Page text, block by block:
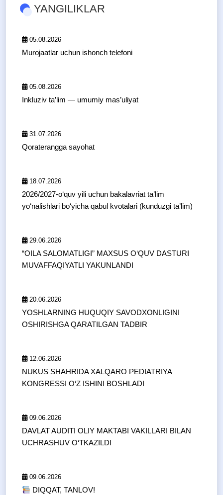
YANGILIKLAR
05.08.2026
Murojaatlar uchun ishonch telefoni
05.08.2026
Inkluziv ta’lim — umumiy mas’uliyat
31.07.2026
Qoraterangga sayohat
18.07.2026
2026/2027-o‘quv yili uchun bakalavriat ta’lim
yo‘nalishlari bo‘yicha qabul kvotalari (kunduzgi ta’lim)
29.06.2026
“OILA SALOMATLIGI” MAXSUS O‘QUV DASTURI
MUVAFFAQIYATLI YAKUNLANDI
20.06.2026
YOSHLARNING HUQUQIY SAVODXONLIGINI
OSHIRISHGA QARATILGAN TADBIR
12.06.2026
NUKUS SHAHRIDA XALQARO PEDIATRIYA
KONGRESSI O‘Z ISHINI BOSHLADI
09.06.2026
DAVLAT AUDITI OLIY MAKTABI VAKILLARI BILAN
UCHRASHUV O‘TKAZILDI
09.06.2026
DIQQAT, TANLOV!